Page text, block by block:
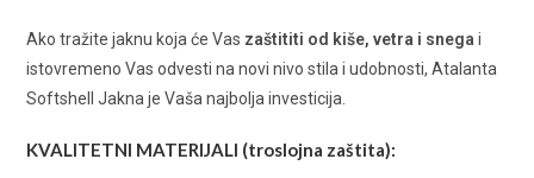
Ako tražite jaknu koja će Vas zaštititi od kiše, vetra i snega i
istovremeno Vas odvesti na novi nivo stila i udobnosti, Atalanta
Softshell Jakna je Vaša najbolja investicija.
KVALITETNI MATERIJALI (troslojna zaštita):